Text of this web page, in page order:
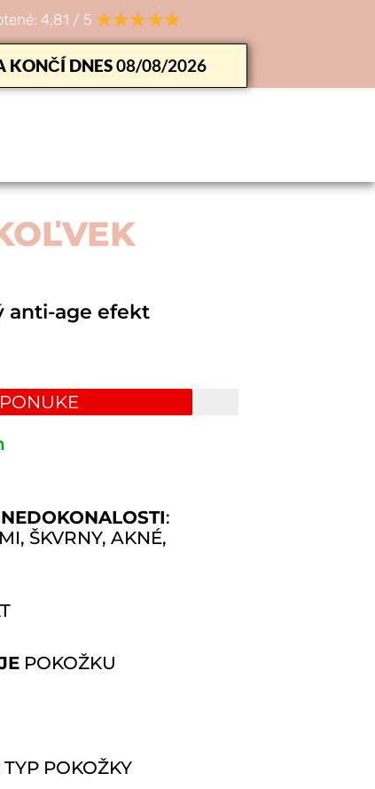
4,81 / 5
KONČÍ DNES08/08/2026
anti-age efekt
:
ŠKVRNY, AKNÉ,
POKOŽKU
POKOŽKY